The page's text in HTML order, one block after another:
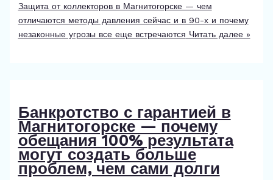
Защита от коллекторов в Магнитогорске — чем
отличаются методы давления сейчас и в 90-х и почему
незаконные угрозы все еще встречаются Читать далее »
Банкротство с гарантией в
Магнитогорске — почему
обещания 100% результата
могут создать больше
проблем, чем сами долги